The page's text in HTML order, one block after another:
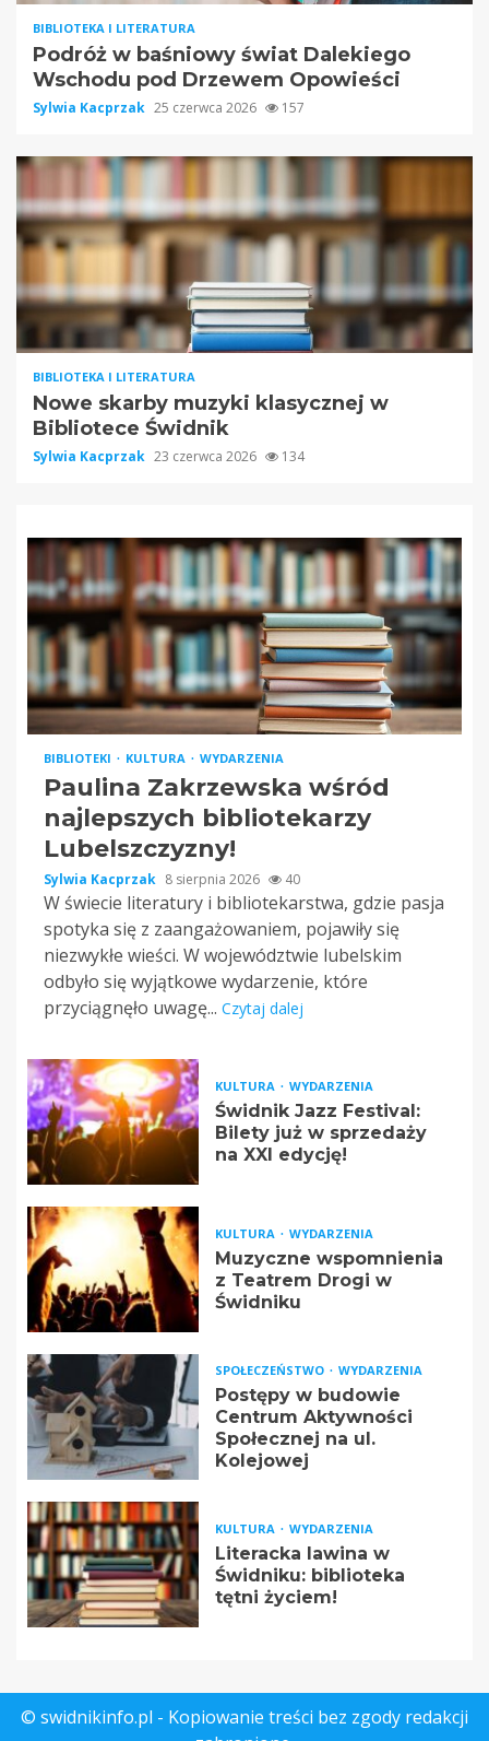
BIBLIOTEKA I LITERATURA
Podróż w baśniowy świat Dalekiego
Wschodu pod Drzewem Opowieści
Sylwia Kacprzak 25 czerwca 2026 157
BIBLIOTEKA I LITERATURA
Nowe skarby muzyki klasycznej w
Bibliotece Świdnik
Sylwia Kacprzak 23 czerwca 2026 134
BIBLIOTEKI KULTURA WYDARZENIA
Paulina Zakrzewska wśród
najlepszych bibliotekarzy
Lubelszczyzny!
Sylwia Kacprzak 8 sierpnia 2026 40
W świecie literatury i bibliotekarstwa, gdzie pasja
spotyka się z zaangażowaniem, pojawiły się
niezwykłe wieści. W województwie lubelskim
odbyło się wyjątkowe wydarzenie, które
przyciągnęło uwagę... Czytaj dalej
KULTURA WYDARZENIA
Świdnik Jazz Festival:
Bilety już w sprzedaży
na XXI edycję!
KULTURA WYDARZENIA
Muzyczne wspomnienia
z Teatrem Drogi w
Świdniku
SPOŁECZEŃSTWO WYDARZENIA
Postępy w budowie
Centrum Aktywności
Społecznej na ul.
Kolejowej
KULTURA WYDARZENIA
Literacka lawina w
Świdniku: biblioteka
tętni życiem!
© swidnikinfo.pl - Kopiowanie treści bez zgody redakcji